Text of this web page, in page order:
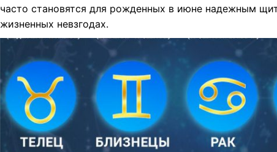
часто становятся для рожденных в июне надежным
жизненных невзгодах.